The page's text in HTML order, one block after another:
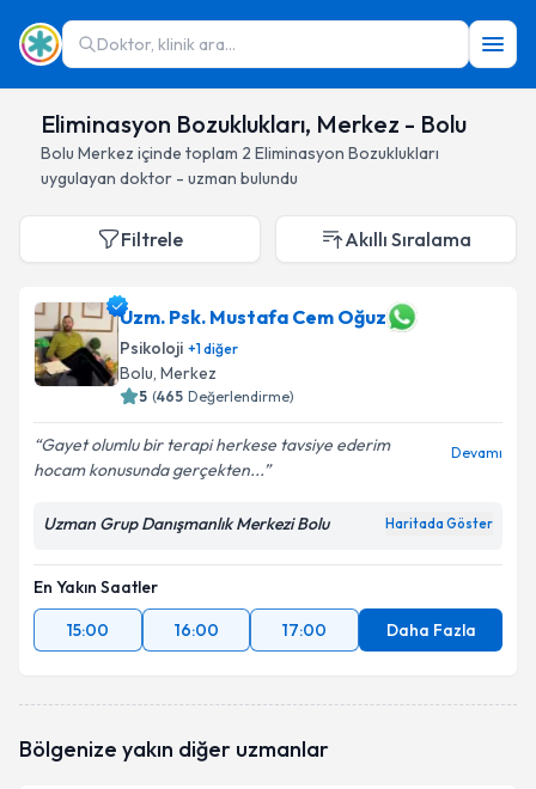
Doktor, klinik ara...
Eliminasyon Bozuklukları, Merkez - Bolu
Bolu Merkez içinde toplam 2 Eliminasyon Bozuklukları
uygulayan doktor - uzman bulundu
Filtrele Akıllı Sıralama
Uzm. Psk. Mustafa Cem Oğuz
Psikoloji +1diğer
Bolu, Merkez
5 (465 Değerlendirme)
Gayet olumlu bir terapi herkese tavsiye ederim
hocam konusunda gerçekten...
Devamı
Uzman Grup Danışmanlık Merkezi Bolu Haritada Göster
En Yakın Saatler
15:00
16:00 17:00 Daha Fazla
Bölgenize yakın diğer uzmanlar